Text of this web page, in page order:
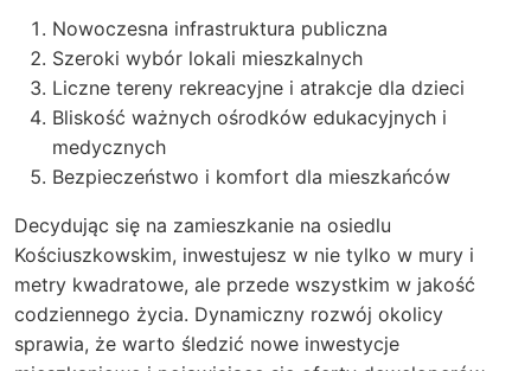
Nowoczesna infrastruktura publiczna
Szeroki wybór lokali mieszkalnych
Liczne tereny rekreacyjne i atrakcje dla dzieci
Bliskość ważnych ośrodków edukacyjnych i
medycznych
Bezpieczeństwo i komfort dla mieszkańców
Decydując się na zamieszkanie na osiedlu
Kościuszkowskim, inwestujesz w nie tylko w mury i
metry kwadratowe, ale przede wszystkim w jakość
codziennego życia. Dynamiczny rozwój okolicy
sprawia, że warto śledzić nowe inwestycje